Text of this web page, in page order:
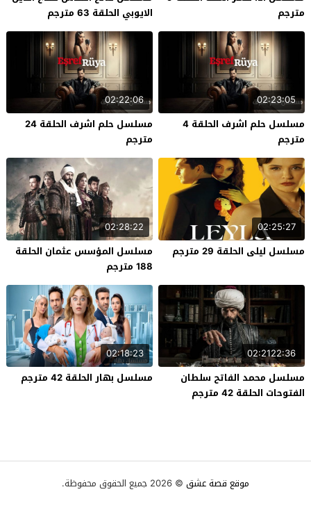
مترجم
الايوبي الحلقة 63 مترجم
02:23:05
مسلسل حلم اشرف الحلقة 4
مترجم
02:22:06
مسلسل حلم اشرف الحلقة 24
مترجم
02:25:27
مسلسل ليلى الحلقة 29 مترجم
02:28:22
مسلسل المؤسس عثمان الحلقة
188 مترجم
02:2122:36
مسلسل محمد الفاتح سلطان
الفتوحات الحلقة 42 مترجم
02:18:23
مسلسل بهار الحلقة 42 مترجم
موقع قصة عشق © 2026 جميع الحقوق محفوظة.